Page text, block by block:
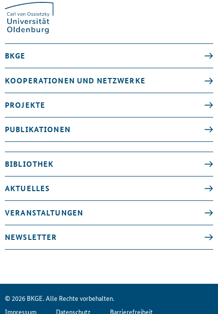
BKGE
KOOPERATIONEN UND NETZWERKE
PROJEKTE
PUBLIKATIONEN
BIBLIOTHEK
AKTUELLES
VERANSTALTUNGEN
NEWSLETTER
© 2026 BKGE. Alle Rechte vorbehalten.
Impressum
Datenschutz Barrierefreiheit